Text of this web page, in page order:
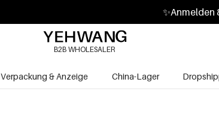
✨Anmelden
B2B WHOLESALER
Verpackung & Anzeige China-Lager